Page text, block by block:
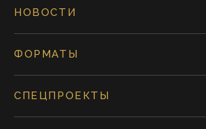
НОВОСТИ
ФОРМАТЫ
СПЕЦПРОЕКТЫ